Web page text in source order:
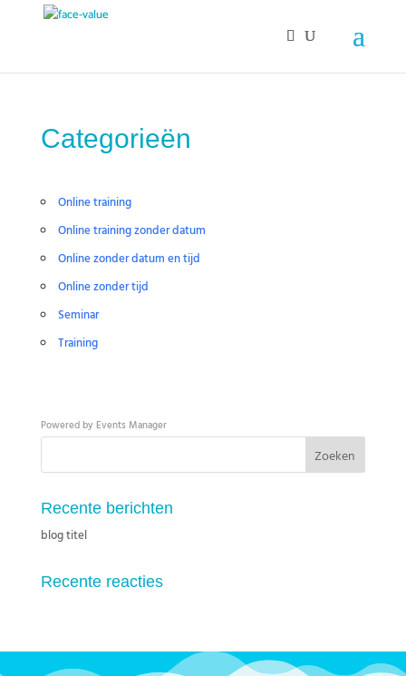
Categorieën
Online training
Online training zonder datum
Online zonder datum en tijd
Online zonder tijd
Seminar
Training
Powered by Events Manager
Recente berichten
blog titel
Recente reacties